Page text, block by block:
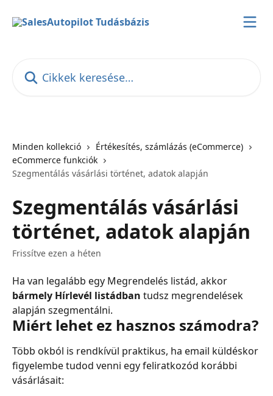
Minden kollekció
Értékesítés, számlázás (eCommerce)
eCommerce funkciók
Szegmentálás vásárlási történet, adatok alapján
Szegmentálás vásárlási
történet, adatok alapján
Frissítve ezen a héten
Ha van legalább egy Megrendelés listád, akkor
bármely Hírlevél listádban tudsz megrendelések
alapján szegmentálni.
Miért lehet ez hasznos számodra?
Több okból is rendkívül praktikus, ha email küldéskor
figyelembe tudod venni egy feliratkozód korábbi
vásárlásait: